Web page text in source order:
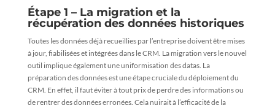
Étape 1 – La migration et la
récupération des données historiques
Toutes les données déjà recueillies par l’entreprise doivent être mises
à jour, fiabilisées et intégrées dans le CRM. La migration vers le nouvel
outil implique également une uniformisation des datas. La
préparation des données est une étape cruciale du déploiement du
CRM. En effet, il faut éviter à tout prix de perdre des informations ou
de rentrer des données erronées. Cela nuirait à l’efficacité de la